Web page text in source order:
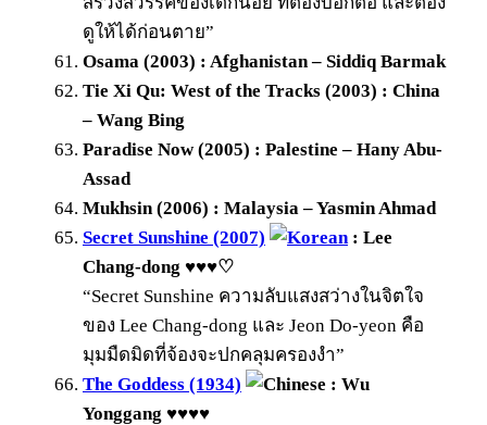
ดูให้ได้ก่อนตาย”
Osama (2003) : Afghanistan – Siddiq Barmak
Tie Xi Qu: West of the Tracks (2003) : China
– Wang Bing
Paradise Now (2005) : Palestine – Hany Abu-
Assad
Mukhsin (2006) : Malaysia – Yasmin Ahmad
Secret Sunshine (2007)
: Lee
Chang-dong ♥♥♥♡
“Secret Sunshine ความลับแสงสว่างในจิตใจ
ของ Lee Chang-dong และ Jeon Do-yeon คือ
มุมมืดมิดที่จ้องจะปกคลุมครองงำ”
The Goddess (1934)
: Wu
Yonggang ♥♥♥♥